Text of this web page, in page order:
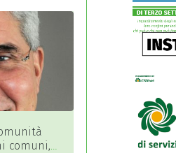
per la redazione del
sociale